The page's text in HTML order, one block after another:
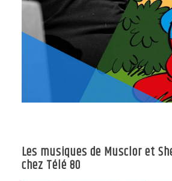
Les musiques de Musclor et
chez Télé 80